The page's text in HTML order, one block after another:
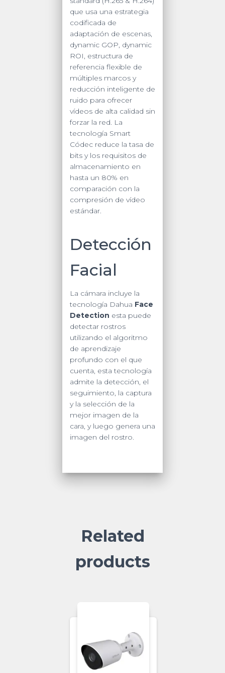
que usa una estrategia
codificada de
adaptación de escenas,
dynamic GOP, dynamic
ROI, estructura de
referencia flexible de
múltiples marcos y
reducción inteligente de
ruido para ofrecer
vídeos de alta calidad sin
forzar la red. La
tecnología Smart
Códec reduce la tasa de
bits y los requisitos de
almacenamiento en
hasta un 80% en
comparación con la
compresión de vídeo
estándar.
Detección
Facial
La cámara incluye la
tecnología Dahua Face
Detection esta puede
detectar rostros
utilizando el algoritmo
de aprendizaje
profundo con el que
cuenta, esta tecnología
admite la detección, el
seguimiento, la captura
y la selección de la
mejor imagen de la
cara, y luego genera una
imagen del rostro.
Related
products